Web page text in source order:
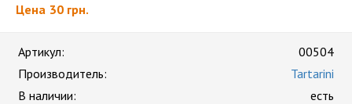
Цена 30 грн.
Артикул:
00504
Производитель:
Tartarini
В наличии:
есть